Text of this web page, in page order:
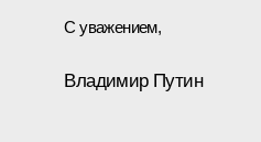
С уважением,
Владимир Путин